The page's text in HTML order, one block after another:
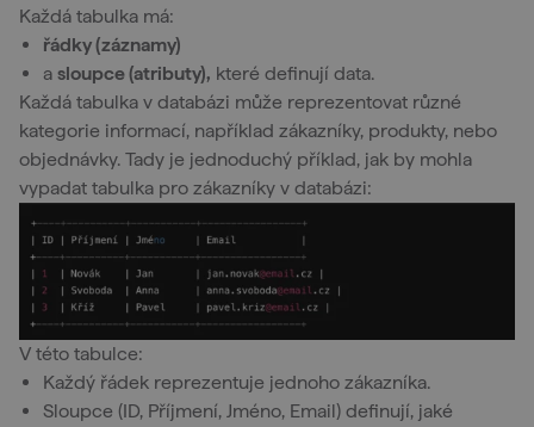
Každá tabulka má:
řádky (záznamy)
a sloupce (atributy), které definují data.
Každá tabulka v databázi může reprezentovat různé
kategorie informací, například zákazníky, produkty, nebo
objednávky. Tady je jednoduchý příklad, jak by mohla
vypadat tabulka pro zákazníky v databázi:
V této tabulce:
Každý řádek reprezentuje jednoho zákazníka.
Sloupce (ID, Příjmení, Jméno, Email) definují, jaké